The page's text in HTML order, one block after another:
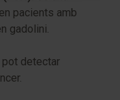
pacients amb
gadolini.
pot detectar